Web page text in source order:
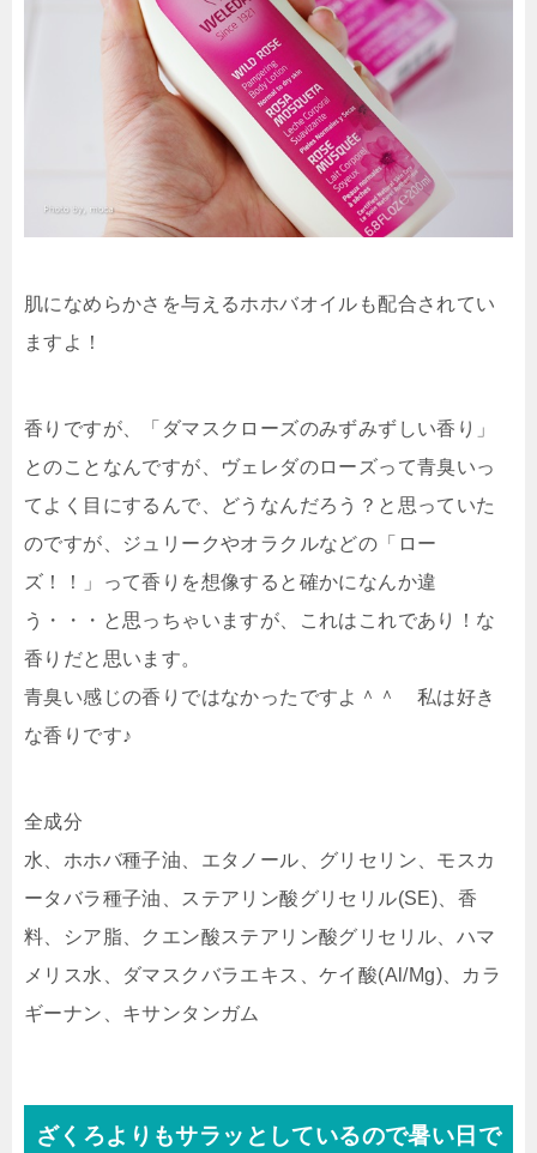
肌になめらかさを与えるホホバオイルも配合されてい
ますよ！
香りですが、「ダマスクローズのみずみずしい香り」
とのことなんですが、ヴェレダのローズって青臭いっ
てよく目にするんで、どうなんだろう？と思っていた
のですが、ジュリークやオラクルなどの「ロー
ズ！！」って香りを想像すると確かになんか違
う・・・と思っちゃいますが、これはこれであり！な
香りだと思います。
青臭い感じの香りではなかったですよ＾＾ 私は好き
な香りです♪
全成分
水、ホホバ種子油、エタノール、グリセリン、モスカ
ータバラ種子油、ステアリン酸グリセリル(SE)、香
料、シア脂、クエン酸ステアリン酸グリセリル、ハマ
メリス水、ダマスクバラエキス、ケイ酸(Al/Mg)、カラ
ギーナン、キサンタンガム
ざくろよりもサラッとしているので暑い日で